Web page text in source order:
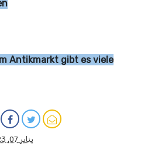
Antikmarkt gibt es viele
يناير 07, 2023